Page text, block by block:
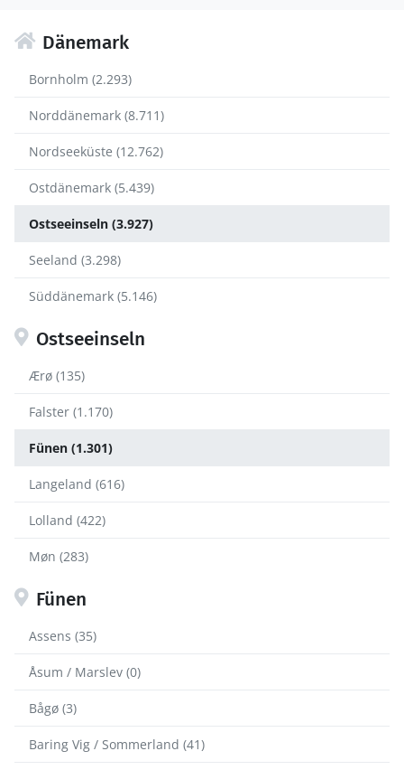
Dänemark
Bornholm (2.293)
Norddänemark (8.711)
Nordseeküste (12.762)
Ostdänemark (5.439)
Ostseeinseln (3.927)
Seeland (3.298)
Süddänemark (5.146)
Ostseeinseln
Ærø (135)
Falster (1.170)
Fünen (1.301)
Langeland (616)
Lolland (422)
Møn (283)
Fünen
Assens (35)
Åsum / Marslev (0)
Bågø (3)
Baring Vig / Sommerland (41)